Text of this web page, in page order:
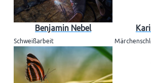
Benjamin Nebel
Schweißarbeit